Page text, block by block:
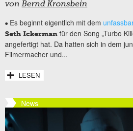
von Bernd Kronsbein
• Es beginnt eigentlich mit dem
Seth Ickerman für den Song „Turbo
angefertigt hat. Da hatten sich in dem
Filmermacher und...
LESEN
News